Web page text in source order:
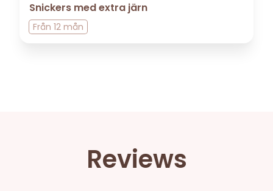
Snickers med extra järn
Från 12 mån
Reviews